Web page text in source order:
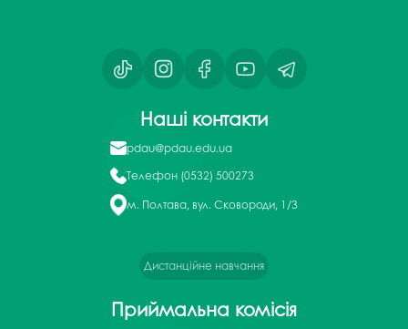
Наші контакти
pdau@pdau.edu.ua
Телефон (0532) 500273
м. Полтава, вул. Сковороди, 1/3
Дистанційне навчання
Приймальна комісія